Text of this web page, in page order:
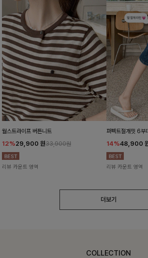
월스트라이프 버튼니트
12%29,900 원33,900원
리뷰 카운트 영역
퍼펙트절개핏 6부
14%48,900
리뷰 카운트 영역
더보기
COLLECTION